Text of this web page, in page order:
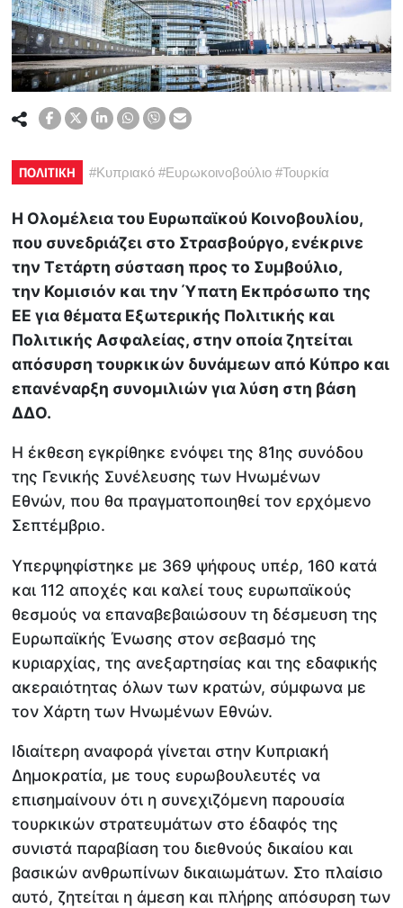
ΠΟΛΙΤΙΚΗ #Κυπριακό #Ευρωκοινοβούλιο #Τουρκία
Η Ολομέλεια του Ευρωπαϊκού Κοινοβουλίου,
που συνεδριάζει στο Στρασβούργο, ενέκρινε
την Τετάρτη σύσταση προς το Συμβούλιο,
την Κομισιόν και την Ύπατη Εκπρόσωπο της
ΕΕ για θέματα Εξωτερικής Πολιτικής και
Πολιτικής Ασφαλείας, στην οποία ζητείται
απόσυρση τουρκικών δυνάμεων από Κύπρο και
επανέναρξη συνομιλιών για λύση στη βάση
ΔΔΟ.
Η έκθεση εγκρίθηκε ενόψει της 81ης συνόδου
της Γενικής Συνέλευσης των Ηνωμένων
Εθνών, που θα πραγματοποιηθεί τον ερχόμενο
Σεπτέμβριο.
Υπερψηφίστηκε με 369 ψήφους υπέρ, 160 κατά
και 112 αποχές και καλεί τους ευρωπαϊκούς
θεσμούς να επαναβεβαιώσουν τη δέσμευση της
Ευρωπαϊκής Ένωσης στον σεβασμό της
κυριαρχίας, της ανεξαρτησίας και της εδαφικής
ακεραιότητας όλων των κρατών, σύμφωνα με
τον Χάρτη των Ηνωμένων Εθνών.
Ιδιαίτερη αναφορά γίνεται στην Κυπριακή
Δημοκρατία, με τους ευρωβουλευτές να
επισημαίνουν ότι η συνεχιζόμενη παρουσία
τουρκικών στρατευμάτων στο έδαφός της
συνιστά παραβίαση του διεθνούς δικαίου και
βασικών ανθρωπίνων δικαιωμάτων. Στο πλαίσιο
αυτό, ζητείται η άμεση και πλήρης απόσυρση των